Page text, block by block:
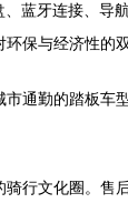
蓝牙连接、导
保与经济性的双
通勤的踏板车
行文化圈。售